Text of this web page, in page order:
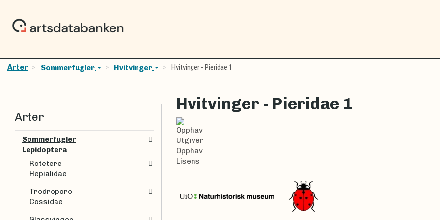
Arter Sommerfugler Hvitvinger Hvitvinger - Pieridae 1
Hvitvinger - Pieridae 1
Opphav
Utgiver
Opphav
Lisens
Arter
Sommerfugler
Lepidoptera
Rotetere
Hepialidae
Tredrepere
Cossidae